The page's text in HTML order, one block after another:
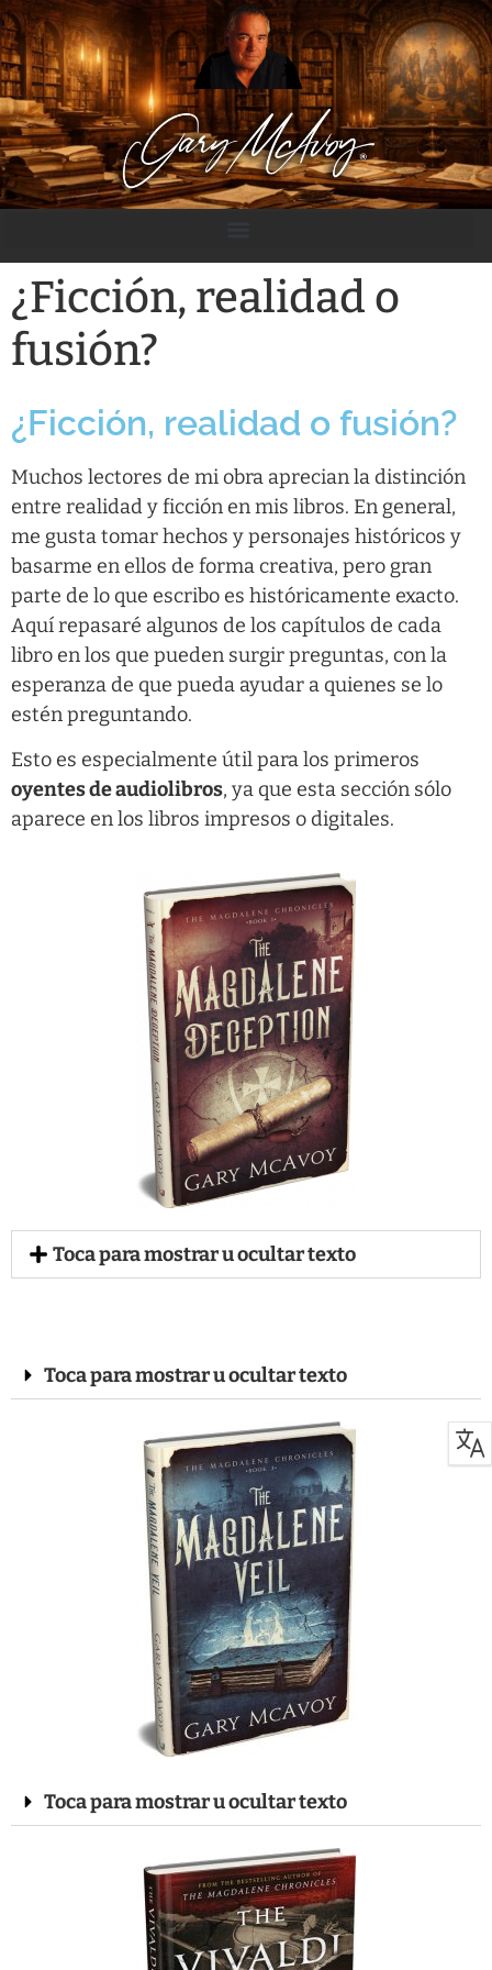
contenido
¿Ficción, realidad o
fusión?
¿Ficción, realidad o fusión?
Muchos lectores de mi obra aprecian la distinción
entre realidad y ficción en mis libros. En general,
me gusta tomar hechos y personajes históricos y
basarme en ellos de forma creativa, pero gran
parte de lo que escribo es históricamente exacto.
Aquí repasaré algunos de los capítulos de cada
libro en los que pueden surgir preguntas, con la
esperanza de que pueda ayudar a quienes se lo
estén preguntando.
Esto es especialmente útil para los primeros
oyentes de audiolibros, ya que esta sección sólo
aparece en los libros impresos o digitales.
Toca para mostrar u ocultar texto
Toca para mostrar u ocultar texto
Toca para mostrar u ocultar texto